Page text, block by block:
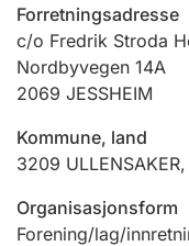
Jeger
Betaling og
Ektepaktveileder
Forretningsadresse
c/o Fredrik Stroda
Nordbyvegen 14A
2069 JESSHEIM
Kommune, land
3209 ULLENSAKER,
Organisasjonsform
Forening/lag/